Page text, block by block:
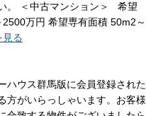
。 ＜中古マンション＞ 希望
万円 希望専有面積 50m2～
見る
ハウス群馬版に会員登録された
方がいらっしゃいます。お客様